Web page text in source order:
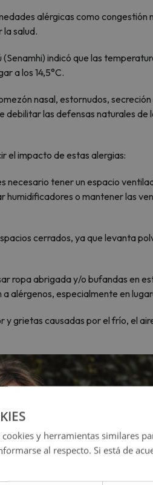
alérgicas como congestión
salud.
indicó que las
a los 14,5°C.
nasal, estornudos,
las defensas naturales de
el impacto de estas alergias:
necesario tener un espacio
humidificadores o mantener las
cerrados, ya que levanta
ropa abrigada y/o bufandas en
alérgenos, especialmente en
grietas causadas por el frío, el
y herramientas similares
al respecto. Si está de